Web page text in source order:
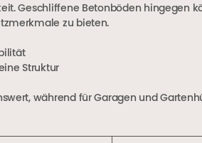
Geschliffene Betonböden hingegen
zu bieten.
Struktur
während für Garagen und